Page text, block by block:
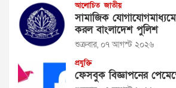
আলোচিত জাতীয়
সামাজিক
করল বাংলাদেশ পুলিশ
শুক্রবার, ০৭ আগস্ট ২০২৬
প্রযুক্তি
ফেসবুক বিজ্ঞাপনের